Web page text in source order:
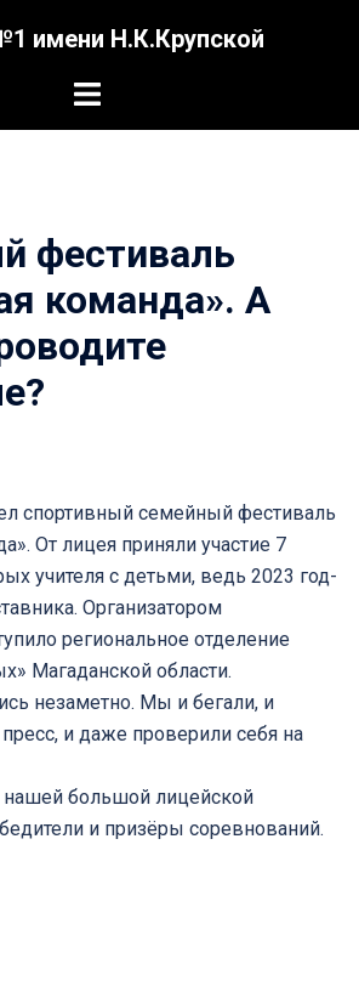
имени Н.К.Крупской
Переключатель
фестиваль
команда». А
спортивный семейный фестиваль
От лицея приняли участие 7
учителя с детьми, ведь 2023 год-
Организатором
региональное отделение
Магаданской области.
незаметно. Мы и бегали, и
и даже проверили себя на
нашей большой лицейской
и призёры соревнований.